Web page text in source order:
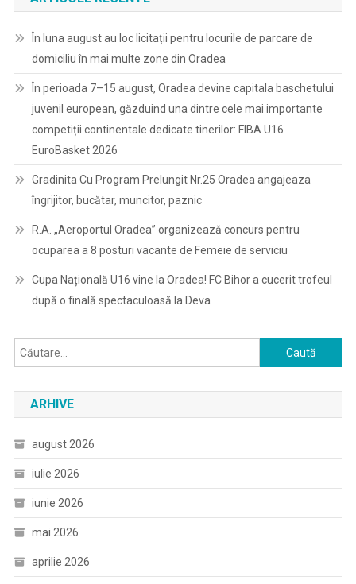
În luna august au loc licitații pentru locurile de parcare de
domiciliu în mai multe zone din Oradea
În perioada 7–15 august, Oradea devine capitala baschetului
juvenil european, găzduind una dintre cele mai importante
competiții continentale dedicate tinerilor: FIBA U16
EuroBasket 2026
Gradinita Cu Program Prelungit Nr.25 Oradea angajeaza
îngrijitor, bucătar, muncitor, paznic
R.A. „Aeroportul Oradea” organizează concurs pentru
ocuparea a 8 posturi vacante de Femeie de serviciu
Cupa Națională U16 vine la Oradea! FC Bihor a cucerit trofeul
după o finală spectaculoasă la Deva
Caută
după:
ARHIVE
august 2026
iulie 2026
iunie 2026
mai 2026
aprilie 2026